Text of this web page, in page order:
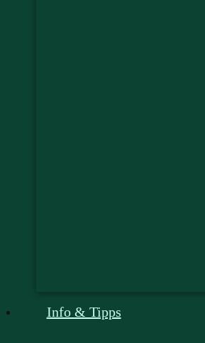
Info & Tipps